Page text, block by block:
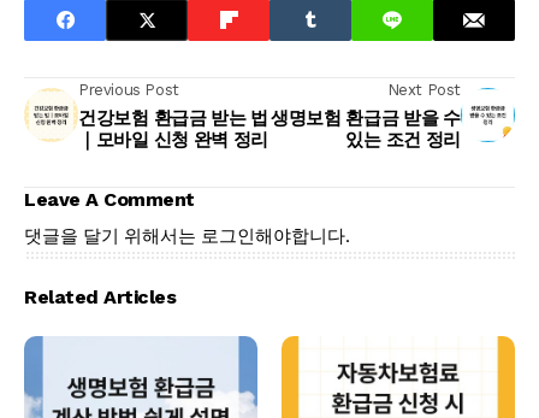
Previous Post
건강보험 환급금 받는 법
｜모바일 신청 완벽 정리
Next Post
생명보험 환급금 받을 수
있는 조건 정리
Leave A Comment
댓글을 달기 위해서는 로그인해야합니다.
Related Articles